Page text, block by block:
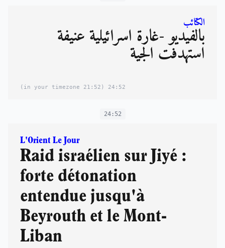
الكتائب
بالفيديو -غارة اسرائيلية عنيفة
استهدفت الجية
24:52
(21:52 in your timezone)
24:52
L'Orient Le Jour
Raid israélien sur Jiyé :
forte détonation
entendue jusqu'à
Beyrouth et le Mont-
Liban